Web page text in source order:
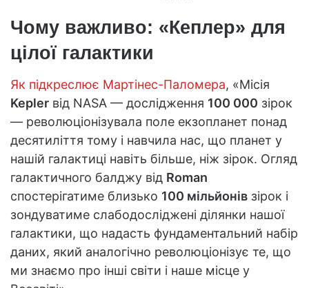
Чому важливо: «Кеплер» для
цілої галактики
Як підкреслює Мартінес-Паломера, «Місія
Kepler від NASA — дослідження 100 000 зірок
— революціонізувала поле екзопланет понад
десятиліття тому і навчила нас, що планет у
нашій галактиці навіть більше, ніж зірок. Огляд
галактичного балджу від Roman
спостерігатиме близько 100 мільйонів зірок і
зондуватиме слабодосліджені ділянки нашої
галактики, що надасть фундаментальний набір
даних, який аналогічно революціонізує те, що
ми знаємо про інші світи і наше місце у